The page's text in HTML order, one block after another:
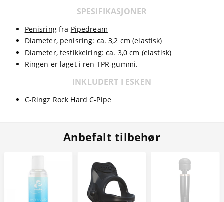
SPESIFIKASJONER
Penisringfra Pipedream
Diameter, penisring: ca. 3,2 cm (elastisk)
Diameter, testikkelring: ca. 3,0 cm (elastisk)
Ringen er laget i ren TPR-gummi.
INKLUDERT I ESKEN
C-Ringz Rock Hard C-Pipe
Anbefalt tilbehør